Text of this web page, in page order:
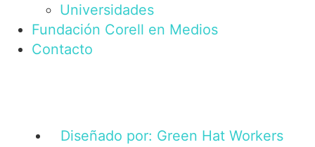
Universidades
Fundación Corell en Medios
Contacto
Diseñado por: Green Hat Workers